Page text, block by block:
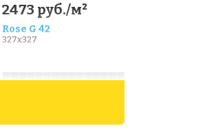
2473 руб./м²
Rose G 42
327x327